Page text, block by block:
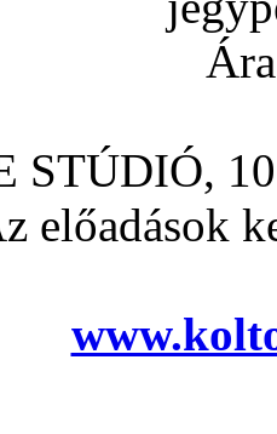
STÚDIÓ,
előadások